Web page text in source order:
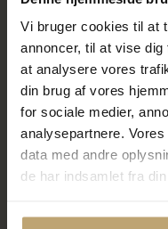
Vi bruger cookies til at
annoncer, til at vise
at analysere vores
din brug af vores
for sociale medier,
analysepartnere.
data med andre
de har indsamlet fra
SALE
Maria Black 'SIS Collet'